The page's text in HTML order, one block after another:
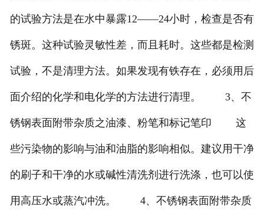
的试验方法是在水中暴露12——24小时，检查是否有
锈斑。这种试验灵敏性差，而且耗时。这些都是检测
试验，不是清理方法。如果发现有铁存在，必须用后
面介绍的化学和电化学的方法进行清理。 3、不
锈钢表面附带杂质之油漆、粉笔和标记笔印 这
些污染物的影响与油和油脂的影响相似。建议用干净
的刷子和干净的水或碱性清洗剂进行洗涤，也可以使
用高压水或蒸汽冲洗。 4、不锈钢表面附带杂质